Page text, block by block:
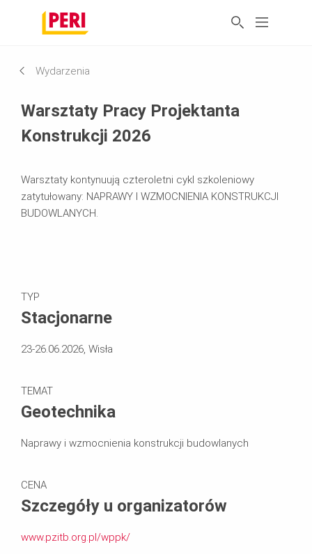
Wydarzenia
Warsztaty Pracy Projektanta
Konstrukcji 2026
Warsztaty kontynuują czteroletni cykl szkoleniowy
zatytułowany: NAPRAWY I WZMOCNIENIA KONSTRUKCJI
BUDOWLANYCH.
TYP
Stacjonarne
23-26.06.2026, Wisła
TEMAT
Geotechnika
Naprawy i wzmocnienia konstrukcji budowlanych
CENA
Szczegóły u organizatorów
www.pzitb.org.pl/wppk/